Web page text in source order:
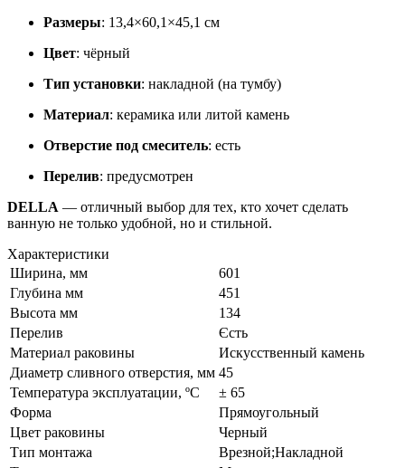
Размеры: 13,4×60,1×45,1 см
Цвет: чёрный
Тип установки: накладной (на тумбу)
Материал: керамика или литой камень
Отверстие под смеситель: есть
Перелив: предусмотрен
DELLA — отличный выбор для тех, кто хочет сделать
ванную не только удобной, но и стильной.
Характеристики
Ширина, мм
601
Глубина мм
451
Высота мм
134
Перелив
Єсть
Материал раковины
Искусственный камень
Диаметр сливного отверстия, мм 45
Температура эксплуатации, ºC
± 65
Форма
Прямоугольный
Цвет раковины
Черный
Тип монтажа
Врезной;Накладной